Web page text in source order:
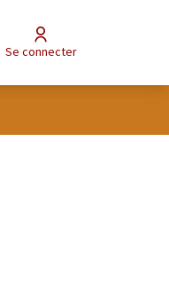
Se connecter